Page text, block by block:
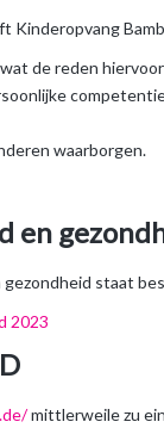
Kinderopvang
de reden
waarborgen.
en
staat
2023
mittlerweile zu